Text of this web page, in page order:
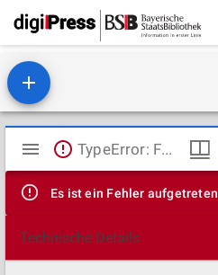
Mirador
Viewer
TypeError: Failed to fetch
Es ist ein Fehler aufgetreten
Technische Details